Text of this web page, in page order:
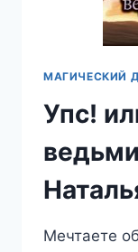
МАГИЧЕСКИЙ
Упс!
Мечтаете